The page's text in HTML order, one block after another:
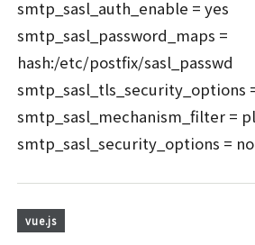
smtp_sasl_auth_enable = yes
smtp_sasl_password_maps =
hash:/etc/postfix/sasl_passwd
smtp_sasl_tls_security_options
smtp_sasl_mechanism_filter =
smtp_sasl_security_options =
vue.js